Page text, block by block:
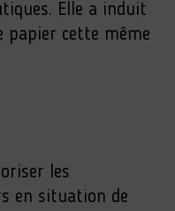
Elle a induit
papier cette même
les
en situation de